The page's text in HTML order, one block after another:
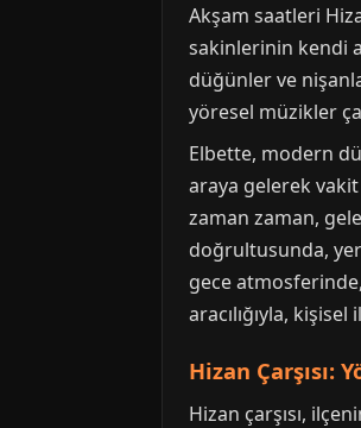
Akşam saatleri
sakinlerinin kendi
düğünler ve
yöresel müzikler
Elbette, modern
araya gelerek vakit
zaman zaman,
doğrultusunda,
gece
aracılığıyla,
Hizan Çarşısı:
Hizan çarşısı,